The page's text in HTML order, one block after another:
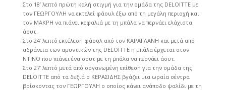
Στο 18’ λεπτό πρώτη καλή στιγμή για την ομάδα της DELOITTE με
τον ΓΕΩΡΓΟΥΛΗ να εκτελεί φάουλ έξω από τη μεγάλη περιοχή και
τον ΜΑΚΡΗ να πιάνει κεφαλιά με τη μπάλα να περνάει ελάχιστα
άουτ.
Στο 24’ λεπτό εκτέλεση φάουλ από τον ΚΑΡΑΓΛΑΝΗ και μετά από
αδράνεια των αμυντικών της DELOITTE η μπάλα έρχεται στον
ΝΤΙΝΟ που πιάνει ένα σουτ με τη μπάλα να περνάει άουτ.
Στο 27’ λεπτό μετά από οργανωμένη επίθεση για την ομάδα της
DELOITTE από τα δεξιά ο ΚΕΡΑΣΙΔΗΣ βγάζει μια ωραία σέντρα
βρίσκοντας τον ΓΕΩΡΓΟΥΛΗ ο οποίος κάνει ανάποδο ψαλίδι με τη